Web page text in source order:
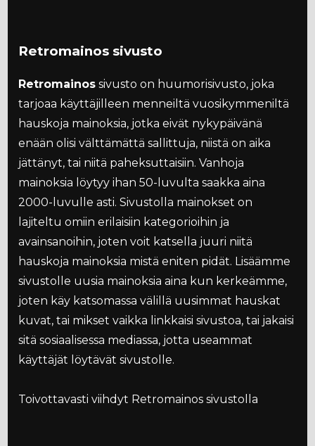
Retromainos sivusto
Retromainos sivusto on huumorisivusto, joka
tarjoaa käyttäjilleen menneiltä vuosikymmeniltä
hauskoja mainoksia, jotka eivät nykypäivänä
enään olisi välttämättä sallittuja, niistä on aika
jättänyt, tai niitä paheksuttaisiin. Vanhoja
mainoksia löytyy ihan 50-luvulta saakka aina
2000-luvulle asti. Sivustolla mainokset on
lajiteltu omiin erilaisiin kategorioihin ja
avainsanoihin, joten voit katsella juuri niitä
hauskoja mainoksia mistä eniten pidät. Lisäämme
sivustolle uusia mainoksia aina kun kerkeämme,
joten käy katsomassa välillä uusimmat hauskat
kuvat, tai mikset vaikka linkkaisi sivustoa, tai jakaisi
sitä sosiaalisessa mediassa, jotta useammat
käyttäjät löytävät sivustolle.
Toivottavasti viihdyt Retromainos sivustolla